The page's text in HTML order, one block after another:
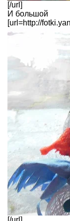
[/url]
И большой
[url=http://